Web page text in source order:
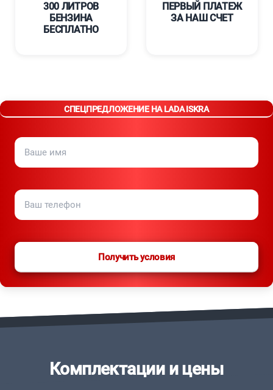
300 ЛИТРОВ
БЕНЗИНА
БЕСПЛАТНО
ПЕРВЫЙ ПЛАТЕЖ
ЗА НАШ СЧЕТ
СПЕЦПРЕДЛОЖЕНИЕ НА LADA ISKRA
Получить условия
Комплектации и цены